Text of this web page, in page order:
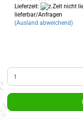
Lieferzeit:
lieferbar/Anfragen
(Ausland abweichend)